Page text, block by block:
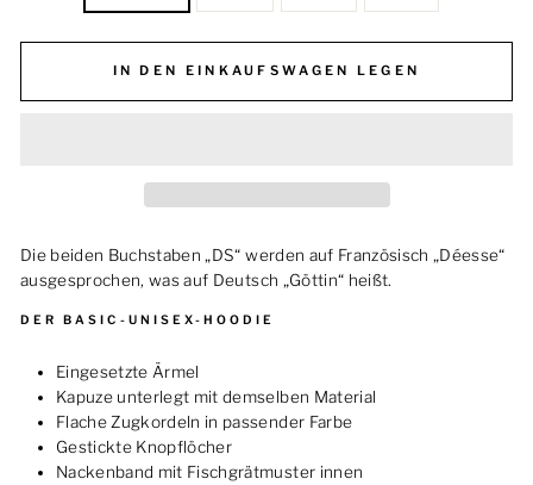
IN DEN EINKAUFSWAGEN LEGEN
Die beiden Buchstaben „DS“ werden auf Französisch „Déesse“
ausgesprochen, was auf Deutsch „Göttin“ heißt.
DER BASIC-UNISEX-HOODIE
Eingesetzte Ärmel
Kapuze unterlegt mit demselben Material
Flache Zugkordeln in passender Farbe
Gestickte Knopflöcher
Nackenband mit Fischgrätmuster innen